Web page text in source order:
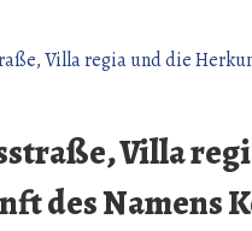
Villa
des Namens